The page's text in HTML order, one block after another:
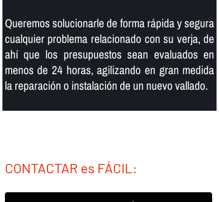
Queremos solucionarle de forma rápida y segura
cualquier problema relacionado con su verja, de
ahí­ que los presupuestos sean evaluados en
menos de 24 horas, agilizando en gran medida
la reparación o instalación de un nuevo vallado.
CONTACTAR es FÁCIL: